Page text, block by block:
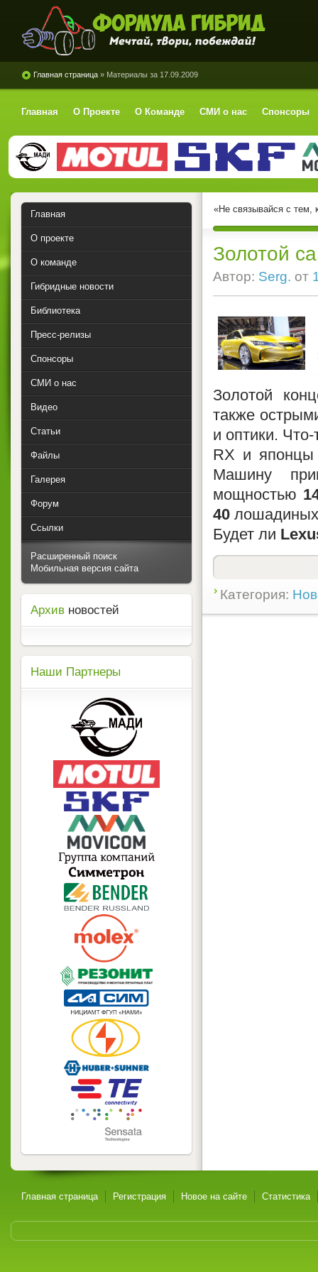
Формула Гибрид
Главная страница » Материалы за 17.09.2009
Главная О Проекте О Команде СМИ о нас Спонсоры
«Не связывайся с тем,
Золотой
Автор: Serg. от
Золотой
также
и оптики.
RX и японцы
Машину
мощностью
40
Будет ли
Категория:
Главная
О проекте
О команде
Гибридные новости
Библиотека
Пресс-релизы
Спонсоры
СМИ о нас
Видео
Статьи
Файлы
Галерея
Форум
Ссылки
Расширенный поиск
Мобильная версия сайта
Архив новостей
Наши Партнеры
Главная страница Регистрация Новое на сайте Статистика